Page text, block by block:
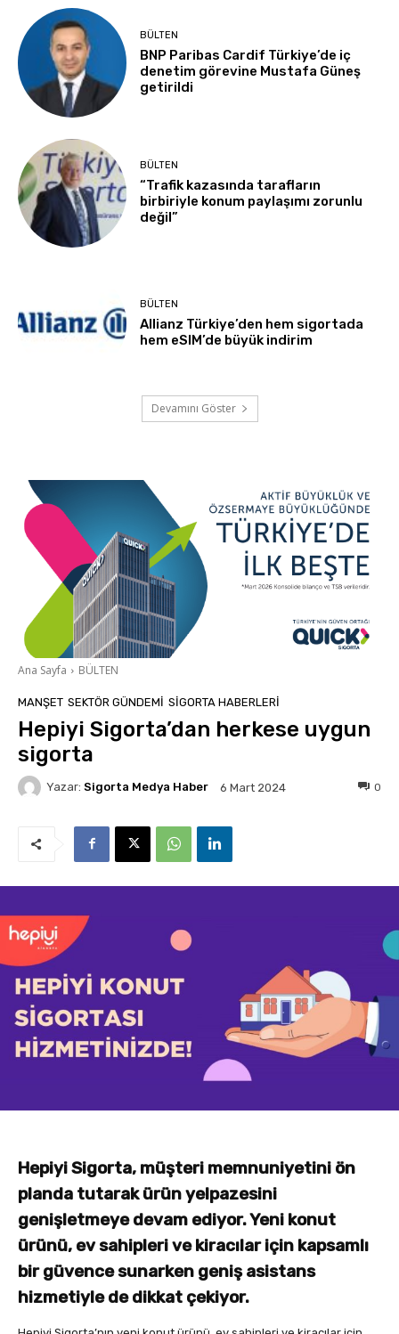
BÜLTEN
BNP Paribas Cardif Türkiye’de iç
denetim görevine Mustafa Güneş
getirildi
BÜLTEN
“Trafik kazasında tarafların
birbiriyle konum paylaşımı zorunlu
değil”
BÜLTEN
Allianz Türkiye’den hem sigortada
hem eSIM’de büyük indirim
Devamını Göster